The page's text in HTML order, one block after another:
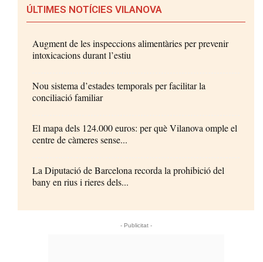
ÚLTIMES NOTÍCIES VILANOVA
Augment de les inspeccions alimentàries per prevenir
intoxicacions durant l’estiu
Nou sistema d’estades temporals per facilitar la
conciliació familiar
El mapa dels 124.000 euros: per què Vilanova omple el
centre de càmeres sense...
La Diputació de Barcelona recorda la prohibició del
bany en rius i rieres dels...
- Publicitat -